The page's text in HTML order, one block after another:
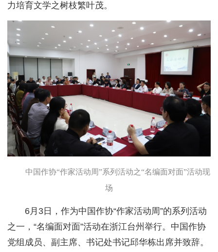
力培育文学之树枝繁叶茂。
中国作协“作家活动周”系列活动之“名编面对面”活动现
场
6月3日，作为中国作协“作家活动周”的系列活动
之一，“名编面对面”活动在浙江台州举行。中国作协
党组成员、副主席、书记处书记邱华栋出席并致辞。